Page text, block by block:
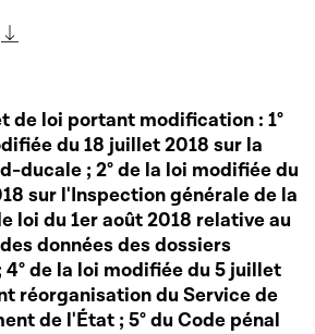
de loi portant modification : 1°
du 18 juillet 2018 sur la
ducale ; 2° de la loi modifiée du
sur l'Inspection générale de la
loi du 1er août 2018 relative au
données des dossiers
4° de la loi modifiée du 5 juillet
réorganisation du Service de
de l'État ; 5° du Code pénal